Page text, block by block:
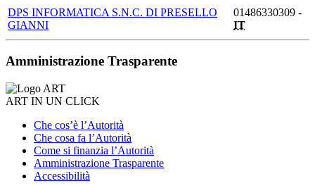
DPS INFORMATICA S.N.C. DI PRESELLO
GIANNI
01486330309 -
IT
Amministrazione Trasparente
ART IN UN CLICK
Che cos’è l’Autorità
Che cosa fa l’Autorità
Come si finanzia l’Autorità
Amministrazione Trasparente
Accessibilità